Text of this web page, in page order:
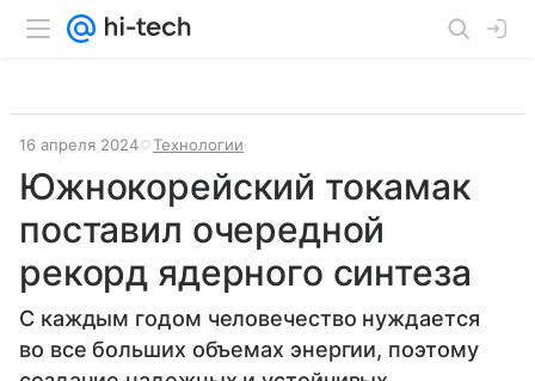
16 апреля 2024 Технологии
Южнокорейский токамак
поставил очередной
рекорд ядерного синтеза
С каждым годом человечество нуждается
во все больших объемах энергии, поэтому